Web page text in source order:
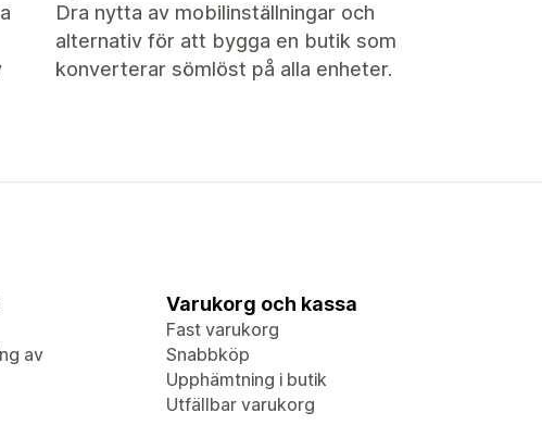
Dra nytta av mobilinställningar och
alternativ för att bygga en butik som
konverterar sömlöst på alla enheter.
av
Varukorg och kassa
Fast varukorg
Snabbköp
Upphämtning i butik
Utfällbar varukorg